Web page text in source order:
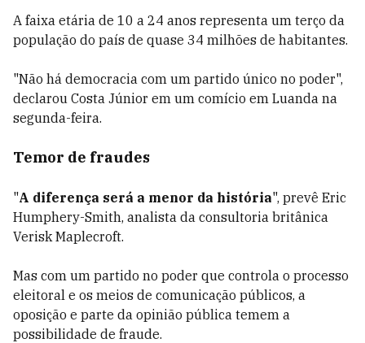
A faixa etária de 10 a 24 anos representa um terço da
população do país de quase 34 milhões de habitantes.
"Não há democracia com um partido único no poder",
declarou Costa Júnior em um comício em Luanda na
segunda-feira.
Temor de fraudes
"A diferença será a menor da história", prevê Eric
Humphery-Smith, analista da consultoria britânica
Verisk Maplecroft.
Mas com um partido no poder que controla o processo
eleitoral e os meios de comunicação públicos, a
oposição e parte da opinião pública temem a
possibilidade de fraude.